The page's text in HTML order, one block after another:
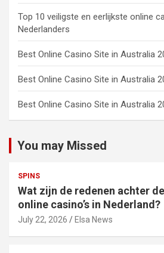
Top 10 veiligste en eerlijkste online
Nederlanders
Best Online Casino Site in Australia
Best Online Casino Site in Australia
Best Online Casino Site in Australia
You may Missed
SPINS
Wat zijn de redenen achter
online casino’s in Nederland?
July 22, 2026 Elsa News